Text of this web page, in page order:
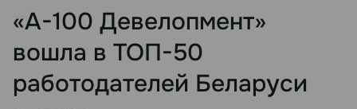
«А-100 Девелопмент»
вошла в ТОП-50
работодателей Беларуси